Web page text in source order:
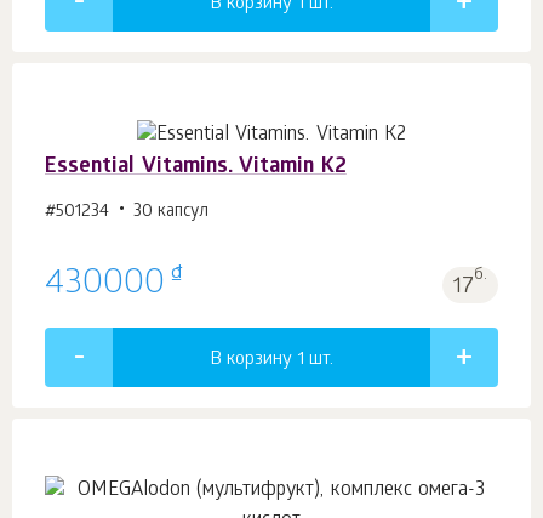
В корзину 1 шт.
Essential Vitamins. Vitamin K2
#501234 30 капсул
430000 ₫ 17б.
В корзину 1 шт.